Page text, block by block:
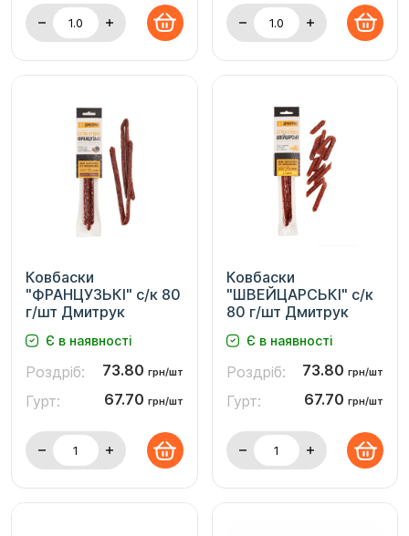
Ковбаски
"ФРАНЦУЗЬКІ" с/к 80
г/шт Дмитрук
Є в наявності
Роздріб: 73.80 грн/шт
Гурт: 67.70 грн/шт
Ковбаски
"ШВЕЙЦАРСЬКІ" с/к
80 г/шт Дмитрук
Є в наявності
Роздріб: 73.80 грн/шт
Гурт: 67.70 грн/шт